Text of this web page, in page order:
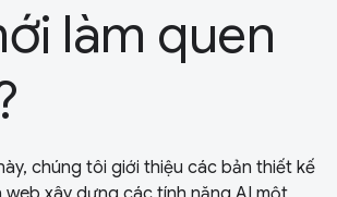
làm quen
chúng tôi giới thiệu các bản thiết kế